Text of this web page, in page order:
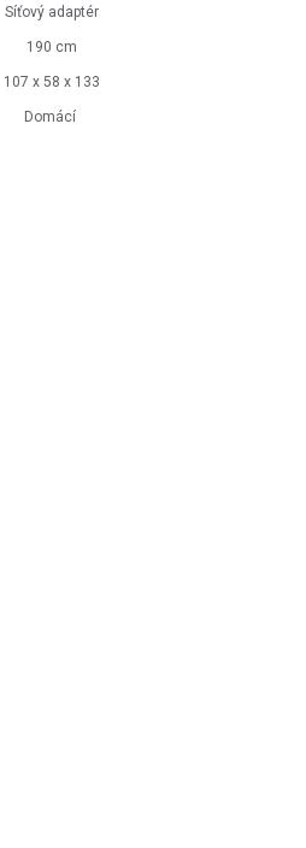
Síťový adaptér
190 cm
107 x 58 x 133
Domácí